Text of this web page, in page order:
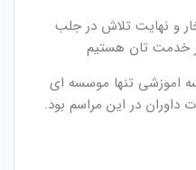
و نهایت تلاش در جلب
خدمت تان هستیم
اموزشی تنها موسسه ای
در این مراسم بود.